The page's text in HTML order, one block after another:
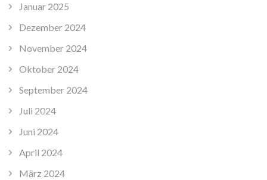
Januar 2025
Dezember 2024
November 2024
Oktober 2024
September 2024
Juli 2024
Juni 2024
April 2024
März 2024